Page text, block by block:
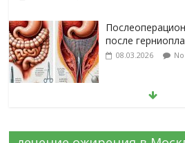
после
08.03.2026
технологии